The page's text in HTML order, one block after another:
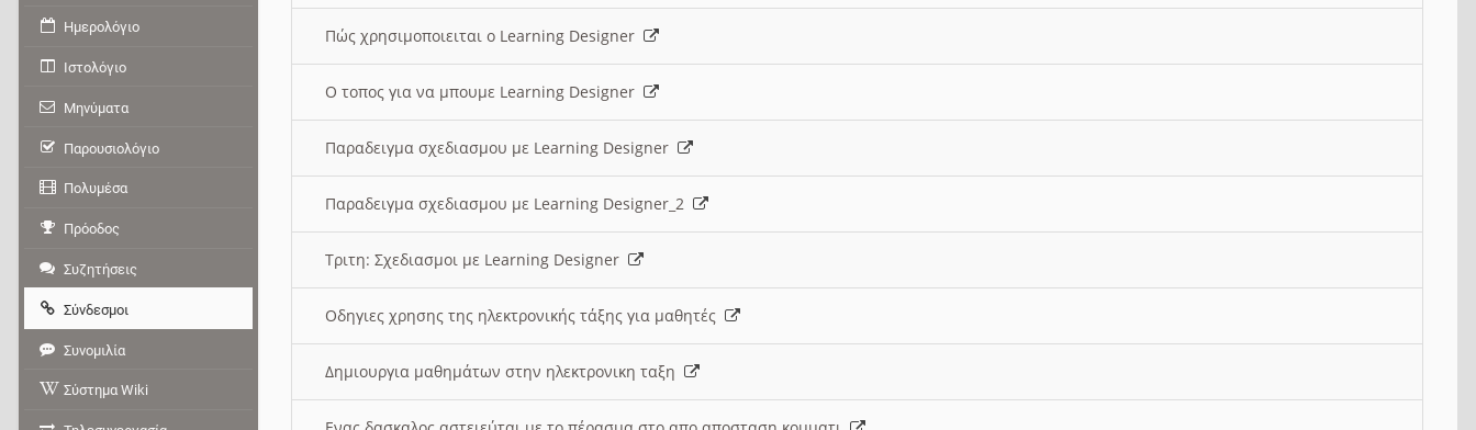
Πώς χρησιμοποιειται ο Learning Designer
O τοπος για να μπουμε Learning Designer
Παραδειγμα σχεδιασμου με Learning Designer
Παραδειγμα σχεδιασμου με Learning Designer_2
Τριτη: Σχεδιασμοι με Learning Designer
Οδηγιες χρησης της ηλεκτρονικής τάξης για μαθητές
Δημιουργια μαθημάτων στην ηλεκτρονικη ταξη
Ημερολόγιο
Ιστολόγιο
Μηνύματα
Παρουσιολόγιο
Πολυμέσα
Πρόοδος
Συζητήσεις
Σύνδεσμοι
Συνομιλία
Σύστημα Wiki